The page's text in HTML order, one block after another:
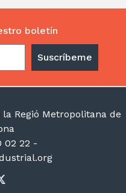
boletín
Regió Metropolitana de
02 22 -